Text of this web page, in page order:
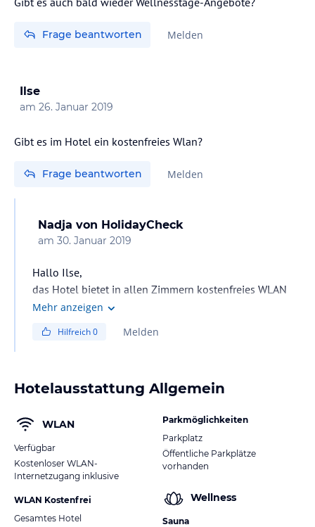
Frage beantworten Melden
Ilse
am 26. Januar 2019
Gibt es im Hotel ein kostenfreies Wlan?
Frage beantworten Melden
Nadja von HolidayCheck
am 30. Januar 2019
Hallo Ilse,
das Hotel bietet in allen Zimmern kostenfreies WLAN
an.
Mehr anzeigen
Hilfreich0 Melden
Hotelausstattung Allgemein
WLAN
Verfügbar
Kostenloser WLAN-
Internetzugang inklusive
WLAN Kostenfrei
Gesamtes Hotel
Parkmöglichkeiten
Parkplatz
Öffentliche Parkplätze
vorhanden
Wellness
Sauna